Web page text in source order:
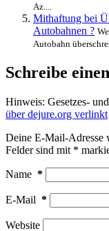
Az....
Mithaftung bei
Autobahnen ?
Autobahn
Schreibe
Hinweis: Gesetzes-
über dejure.org verlinkt
Deine E-Mail-Adresse
Felder sind mit *
Name *
E-Mail *
Website